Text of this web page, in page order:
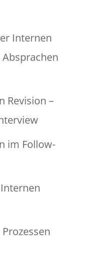
Internen
Absprachen
Revision –
im Follow-